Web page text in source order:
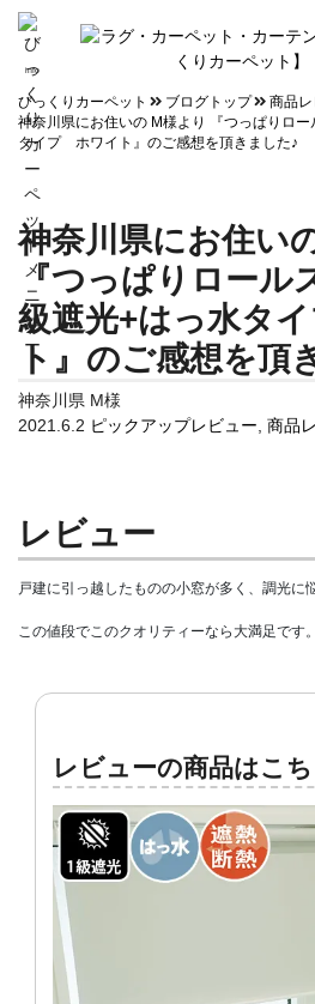
info
びっくりカーペット ブログトップ
商品
神奈川県にお住いの M様より 『つっぱりロ
タイプ ホワイト』のご感想を頂きました♪
神奈川県にお住い
『つっぱりロー
級遮光+はっ水タ
ト』のご感想を頂
神奈川県 M様
2021.6.2 ピックアップレビュー 商品
レビュー
戸建に引っ越したものの小窓が多く、調光
レビューの商品はこち